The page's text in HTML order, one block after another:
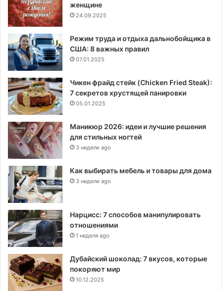
женщине
24.09.2025
Режим труда и отдыха дальнобойщика в
США: 8 важных правил
07.01.2025
Чикен фрайд стейк (Chicken Fried Steak):
7 секретов хрустящей панировки
05.01.2025
Маникюр 2026: идеи и лучшие решения
для стильных ногтей
3 недели ago
Как выбирать мебель и товары для дома
3 недели ago
Нарцисс: 7 способов манипулировать
отношениями
1 неделя ago
Дубайский шоколад: 7 вкусов, которые
покоряют мир
10.12.2025